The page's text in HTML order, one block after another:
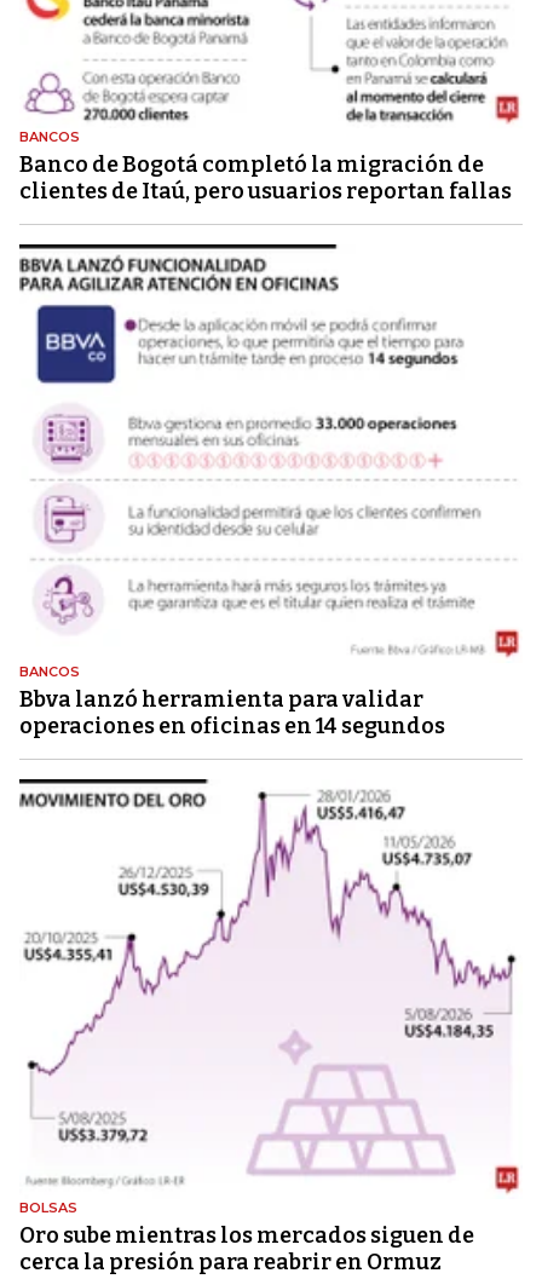
BANCOS
Banco de Bogotá completó la migración de
clientes de Itaú, pero usuarios reportan fallas
BANCOS
Bbva lanzó herramienta para validar
operaciones en oficinas en 14 segundos
BOLSAS
Oro sube mientras los mercados siguen de
cerca la presión para reabrir en Ormuz